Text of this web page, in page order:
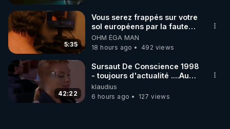
5:35
Vous serez frappés sur votre
sol européens par la faute
des dirigeants qui s'en
mettent dans le nez
OHM ÉGA MAN
18 hours ago
492 views
42:22
Sursaut De Conscience 1998
- toujours d'actualité ....Au
Dela Du Réel
klaudius
6 hours ago
127 views